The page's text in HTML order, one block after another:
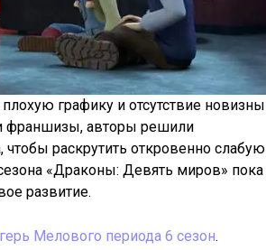
графику и отсутствие новизны
франшизы, авторы решили
чтобы раскрутить откровенно слабую
«Драконы: Девять миров» пока
развитие.
Мелового периода 6 сезон.